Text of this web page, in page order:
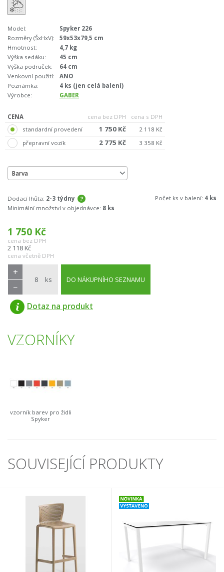
Model:
Spyker 226
Rozměry (ŠxHxV):
59x53x79,5 cm
Hmotnost:
4,7 kg
Výška sedáku:
45 cm
Výška područek:
64 cm
Venkovní použití:
ANO
Poznámka:
4 ks (jen celá balení)
Výrobce:
GABER
CENA cena bez DPH
cena s DPH
standardní provedení
1 750 Kč
2 118 Kč
přepravní vozík
2 775 Kč 3 358 Kč
Barva
Dodací lhůta: 2-3 týdny Počet ks v balení: 4 ks
Minimální množství v objednávce: 8 ks
1 750 Kč
cena bez DPH
2 118 Kč
cena včetně DPH
ks
+
−
DO NÁKUPNÍHO SEZNAMU
Dotaz na produkt
VZORNÍKY
vzorník barev pro židli
Spyker
SOUVISEJÍCÍ PRODUKTY